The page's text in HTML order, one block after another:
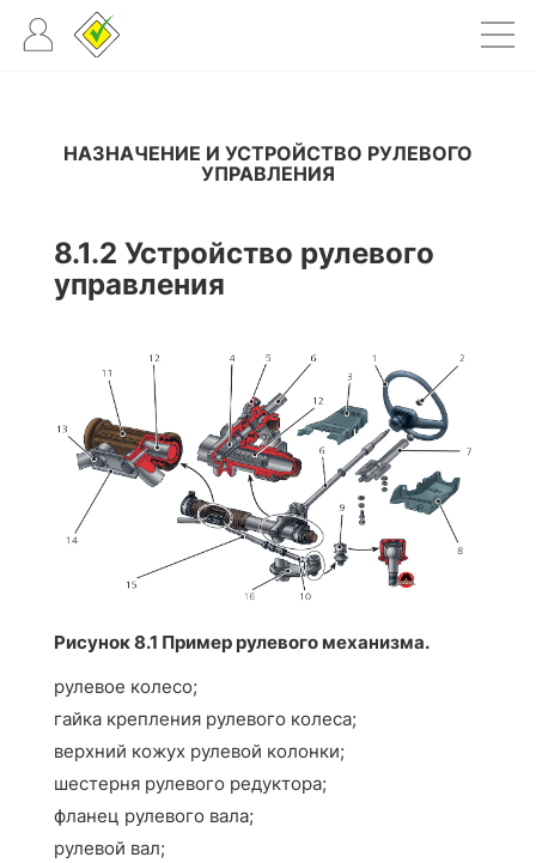
НАЗНАЧЕНИЕ И УСТРОЙСТВО РУЛЕВОГО
УПРАВЛЕНИЯ
8.1.2 Устройство рулевого
управления
Рисунок 8.1 Пример рулевого механизма.
рулевое колесо;
гайка крепления рулевого колеса;
верхний кожух рулевой колонки;
шестерня рулевого редуктора;
фланец рулевого вала;
рулевой вал;